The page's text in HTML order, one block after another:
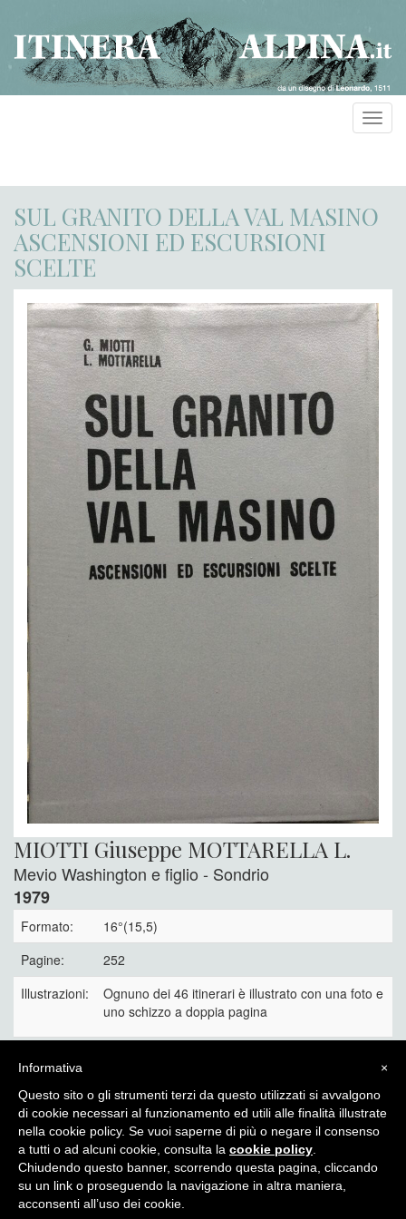
SUL GRANITO DELLA VAL MASINO
ASCENSIONI ED ESCURSIONI
SCELTE
MIOTTI Giuseppe MOTTARELLA L.
Mevio Washington e figlio - Sondrio
1979
Formato:
16°(15,5)
Pagine:
252
Illustrazioni:
Ognuno dei 46 itinerari è illustrato con una foto e
uno schizzo a doppia pagina
40 €
Itinera Alpina - di Angelo Recalcati - p.za Baiamonti, 3 - 20154 -
MI - Tel: 02.33604325 - itineraalpina@fastwebnet.it |Privacy
policy
×
Informativa
Questo sito o gli strumenti terzi da questo utilizzati si avvalgono
di cookie necessari al funzionamento ed utili alle finalità illustrate
nella cookie policy. Se vuoi saperne di più o negare il consenso
a tutti o ad alcuni cookie, consulta la cookie policy
Chiudendo questo banner, scorrendo questa pagina, cliccando
su un link o proseguendo la navigazione in altra maniera,
acconsenti all’uso dei cookie.